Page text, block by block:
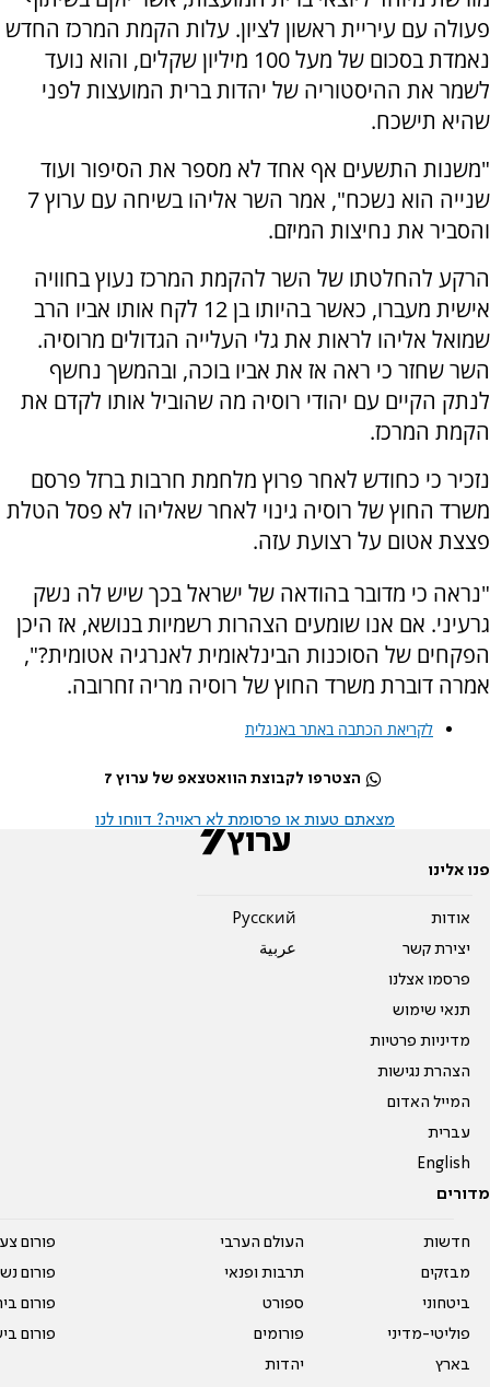
פעולה עם עיריית ראשון לציון. עלות הקמת המרכז החדש
נאמדת בסכום של מעל 100 מיליון שקלים, והוא נועד
לשמר את ההיסטוריה של יהדות ברית המועצות לפני
שהיא תישכח.
"משנות התשעים אף אחד לא מספר את הסיפור ועוד
שנייה הוא נשכח", אמר השר אליהו בשיחה עם ערוץ 7
והסביר את נחיצות המיזם.
הרקע להחלטתו של השר להקמת המרכז נעוץ בחוויה
אישית מעברו, כאשר בהיותו בן 12 לקח אותו אביו הרב
שמואל אליהו לראות את גלי העלייה הגדולים מרוסיה.
השר שחזר כי ראה אז את אביו בוכה, ובהמשך נחשף
לנתק הקיים עם יהודי רוסיה מה שהוביל אותו לקדם את
הקמת המרכז.
נזכיר כי כחודש לאחר פרוץ מלחמת חרבות ברזל פרסם
משרד החוץ של רוסיה גינוי לאחר שאליהו לא פסל הטלת
פצצת אטום על רצועת עזה.
"נראה כי מדובר בהודאה של ישראל בכך שיש לה נשק
גרעיני. אם אנו שומעים הצהרות רשמיות בנושא, אז היכן
הפקחים של הסוכנות הבינלאומית לאנרגיה אטומית?",
אמרה דוברת משרד החוץ של רוסיה מריה זחרובה.
לקריאת הכתבה באתר באנגלית
הצטרפו לקבוצת הוואטצאפ של ערוץ 7
מצאתם טעות או פרסומת לא ראויה? דווחו לנו
פנו אלינו
אודות
יצירת קשר
פרסמו אצלנו
תנאי שימוש
מדיניות פרטיות
הצהרת נגישות
המייל האדום
עברית
English
Pусский
عربية
מדורים
חדשות
מבזקים
ביטחוני
פוליטי-מדיני
בארץ
העולם הערבי
תרבות ופנאי
ספורט
פורומים
יהדות
פורום
פורום
פורום
פורום